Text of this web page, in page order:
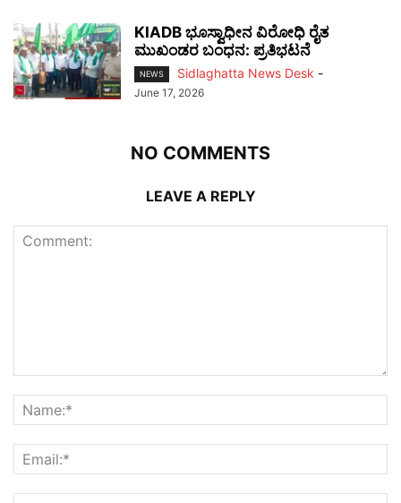
KIADB ಭೂಸ್ವಾಧೀನ ವಿರೋಧಿ ರೈತ
ಮುಖಂಡರ ಬಂಧನ: ಪ್ರತಿಭಟನೆ
NEWS Sidlaghatta News Desk -
June 17, 2026
NO COMMENTS
LEAVE A REPLY